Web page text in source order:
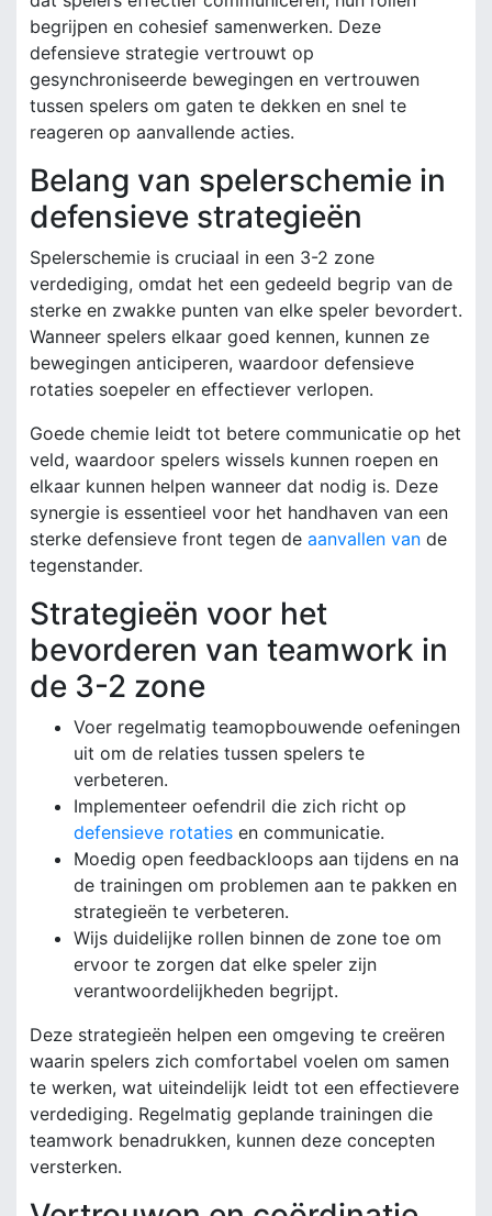
begrijpen en cohesief samenwerken. Deze
defensieve strategie vertrouwt op
gesynchroniseerde bewegingen en vertrouwen
tussen spelers om gaten te dekken en snel te
reageren op aanvallende acties.
Belang van spelerschemie in
defensieve strategieën
Spelerschemie is cruciaal in een 3-2 zone
verdediging, omdat het een gedeeld begrip van de
sterke en zwakke punten van elke speler bevordert.
Wanneer spelers elkaar goed kennen, kunnen ze
bewegingen anticiperen, waardoor defensieve
rotaties soepeler en effectiever verlopen.
Goede chemie leidt tot betere communicatie op het
veld, waardoor spelers wissels kunnen roepen en
elkaar kunnen helpen wanneer dat nodig is. Deze
synergie is essentieel voor het handhaven van een
sterke defensieve front tegen de aanvallen van de
tegenstander.
Strategieën voor het
bevorderen van teamwork in
de 3-2 zone
Voer regelmatig teamopbouwende oefeningen
uit om de relaties tussen spelers te
verbeteren.
Implementeer oefendril die zich richt op
defensieve rotaties en communicatie.
Moedig open feedbackloops aan tijdens en na
de trainingen om problemen aan te pakken en
strategieën te verbeteren.
Wijs duidelijke rollen binnen de zone toe om
ervoor te zorgen dat elke speler zijn
verantwoordelijkheden begrijpt.
Deze strategieën helpen een omgeving te creëren
waarin spelers zich comfortabel voelen om samen
te werken, wat uiteindelijk leidt tot een effectievere
verdediging. Regelmatig geplande trainingen die
teamwork benadrukken, kunnen deze concepten
versterken.